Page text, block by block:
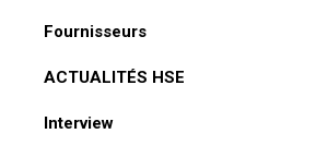
Fournisseurs
ACTUALITÉS HSE
Interview